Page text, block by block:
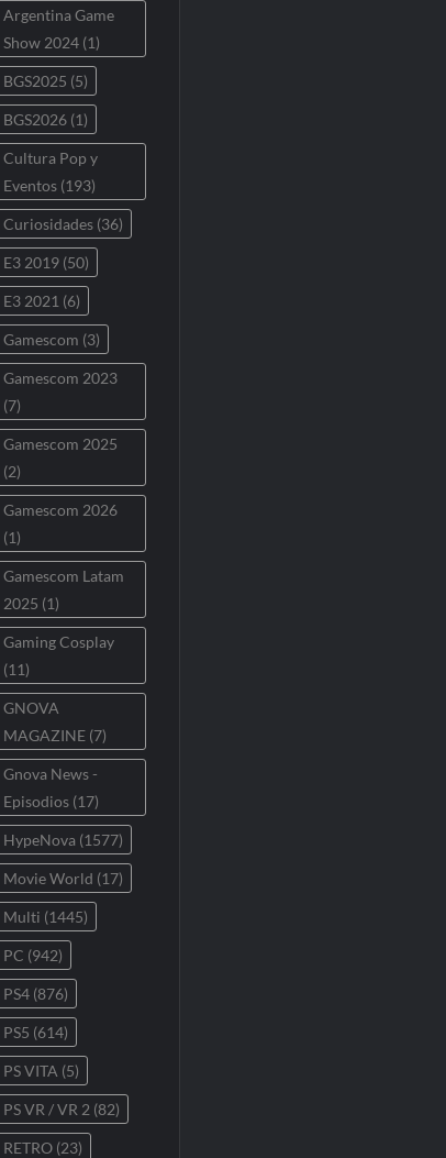
Argentina Game
Show 2024 (1)
BGS2025 (5)
BGS2026 (1)
Cultura Pop y
Eventos (193)
Curiosidades (36)
E3 2019 (50)
E3 2021 (6)
Gamescom (3)
Gamescom 2023
(7)
Gamescom 2025
(2)
Gamescom 2026
(1)
Gamescom Latam
2025 (1)
Gaming Cosplay
(11)
GNOVA
MAGAZINE (7)
Gnova News -
Episodios (17)
HypeNova (1577)
Movie World (17)
Multi (1445)
PC (942)
PS4 (876)
PS5 (614)
PS VITA (5)
PS VR / VR 2 (82)
RETRO (23)